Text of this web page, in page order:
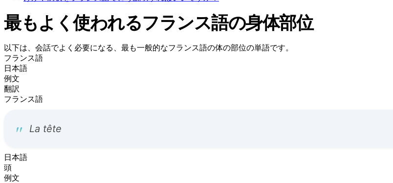
最もよく使われるフランス語の身体部位
以下は、会話でよく必要になる、最も一般的なフランス語の体の部位の単語です。
フランス語
日本語
例文
翻訳
フランス語
日本語
頭
例文